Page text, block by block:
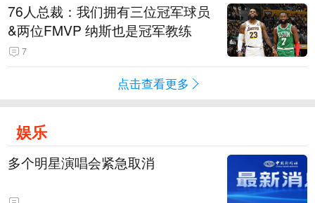
76人总裁：我们拥有三位冠军球员
&两位FMVP 纳斯也是冠军教练
7
点击查看更多
娱乐
多个明星演唱会紧急取消